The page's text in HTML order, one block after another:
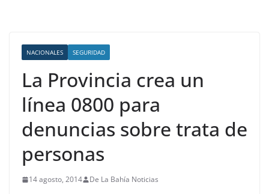
NACIONALES SEGURIDAD
La Provincia crea un
línea 0800 para
denuncias sobre trata de
personas
14 agosto, 2014 De La Bahía Noticias